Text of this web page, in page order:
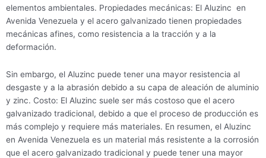
elementos ambientales. Propiedades mecánicas: El Aluzinc en
Avenida Venezuela y el acero galvanizado tienen propiedades
mecánicas afines, como resistencia a la tracción y a la
deformación.
Sin embargo, el Aluzinc puede tener una mayor resistencia al
desgaste y a la abrasión debido a su capa de aleación de aluminio
y zinc. Costo: El Aluzinc suele ser más costoso que el acero
galvanizado tradicional, debido a que el proceso de producción es
más complejo y requiere más materiales. En resumen, el Aluzinc
en Avenida Venezuela es un material más resistente a la corrosión
que el acero galvanizado tradicional y puede tener una mayor